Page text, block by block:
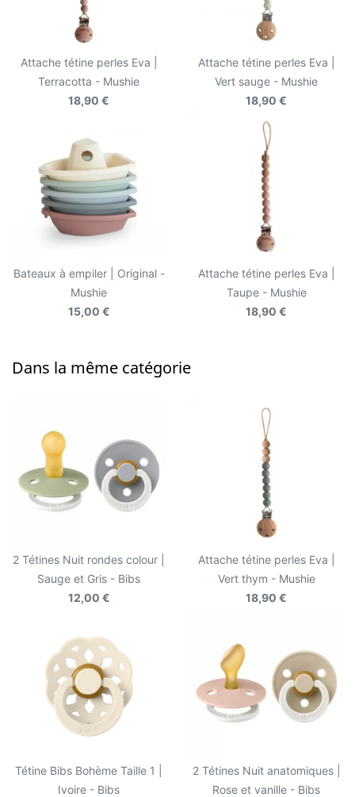
Attache tétine perles Eva |
Terracotta - Mushie
18,90 €
Attache tétine perles Eva |
Vert sauge - Mushie
18,90 €
Bateaux à empiler | Original -
Mushie
15,00 €
Attache tétine perles Eva |
Taupe - Mushie
18,90 €
Dans la même catégorie
2 Tétines Nuit rondes colour |
Sauge et Gris - Bibs
12,00 €
Attache tétine perles Eva |
Vert thym - Mushie
18,90 €
Tétine Bibs Bohème Taille 1 |
Ivoire - Bibs
2 Tétines Nuit anatomiques |
Rose et vanille - Bibs